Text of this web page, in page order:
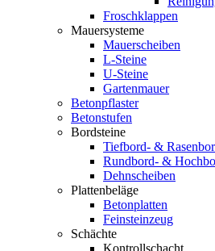
Froschklappen
Mauersysteme
Mauerscheiben
L-Steine
U-Steine
Gartenmauer
Betonpflaster
Betonstufen
Bordsteine
Tiefbord- &
Rundbord- &
Dehnscheiben
Plattenbeläge
Betonplatten
Feinsteinzeug
Schächte
Kontrollschacht